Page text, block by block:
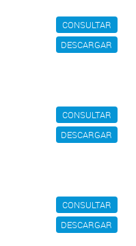
CONSULTAR
DESCARGAR
CONSULTAR
DESCARGAR
CONSULTAR
DESCARGAR